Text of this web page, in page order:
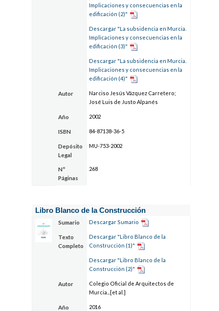
Implicaciones y consecuencias en la
edificación (2)"
Descargar "La subsidencia en Murcia.
Implicaciones y consecuencias en la
edificación (3)"
Descargar "La subsidencia en Murcia.
Implicaciones y consecuencias en la
edificación (4)"
Autor
Narciso Jesús Vázquez Carretero;
José Luis de Justo Alpanés
Año 2002
ISBN 84-87138-36-5
Depósito
Legal
MU-753-2002
Nº
Páginas
268
Libro Blanco de la Construcción
Sumario Descargar Sumario
Texto
Completo
Descargar "Libro Blanco de la
Construcción (1)"
Descargar "Libro Blanco de la
Construcción (2)"
Autor
Colegio Oficial de Arquitectos de
Murcia...[et al.]
Año 2016